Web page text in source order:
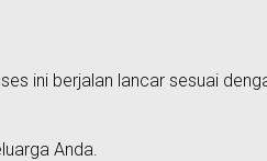
ini berjalan lancar sesuai
Anda.